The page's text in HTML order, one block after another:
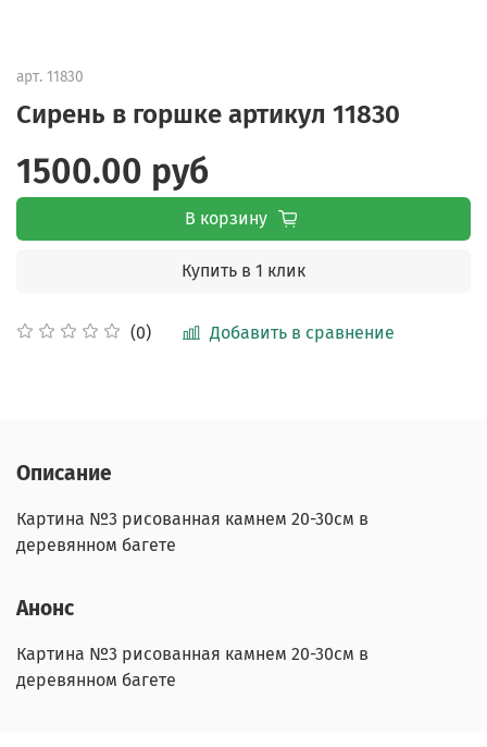
арт. 11830
Сирень в горшке артикул 11830
(0) Добавить в сравнение
1500.00 руб
В корзину
Купить в 1 клик
Описание
Картина №3 рисованная камнем 20-30см в
деревянном багете
Анонс
Картина №3 рисованная камнем 20-30см в
деревянном багете